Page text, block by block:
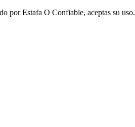
por Estafa O Confiable, aceptas su uso.